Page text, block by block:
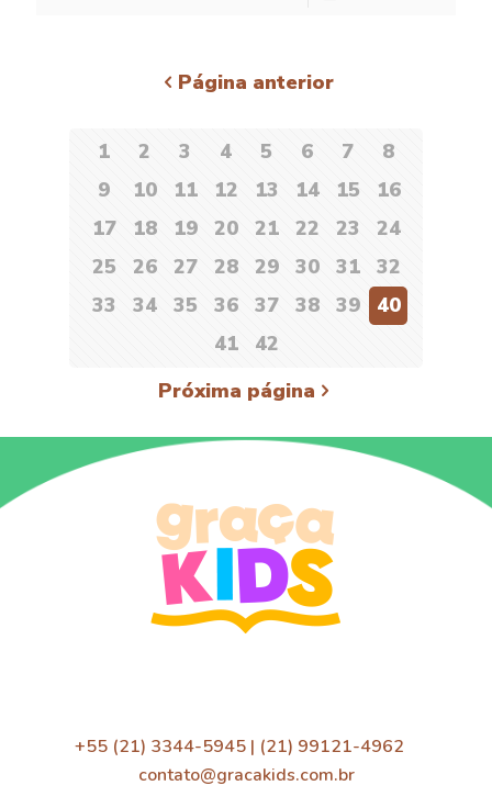
Página anterior
1 2 3 4 5 6 7
8
9
10 11 12 13 14 15
16
17
18 19 20 21 22 23
24
25
26 27 28 29 30 31
32
33
34 35 36 37 38 39
40
41
42
Próxima página
+55 (21) 3344-5945 | (21) 99121-4962
contato@gracakids.com.br